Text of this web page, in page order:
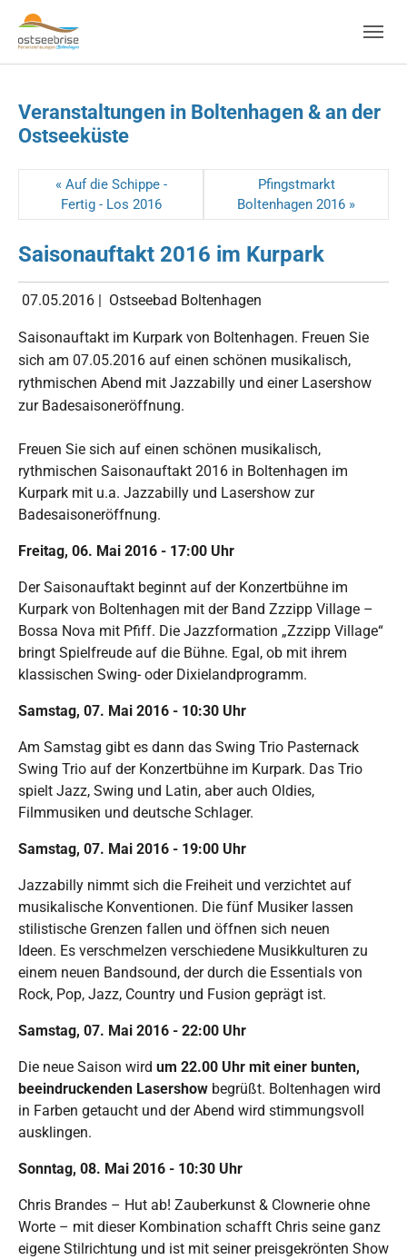
Skip to main navigation
Zum Hauptinhalt springen
Skip to page footer
Veranstaltungen in Boltenhagen & an der
Ostseeküste
« Auf die Schippe -
Fertig - Los 2016
Pfingstmarkt
Boltenhagen 2016 »
Saisonauftakt 2016 im Kurpark
07.05.2016 | Ostseebad Boltenhagen
Saisonauftakt im Kurpark von Boltenhagen. Freuen Sie
sich am 07.05.2016 auf einen schönen musikalisch,
rythmischen Abend mit Jazzabilly und einer Lasershow
zur Badesaisoneröffnung.
Freuen Sie sich auf einen schönen musikalisch,
rythmischen Saisonauftakt 2016 in Boltenhagen im
Kurpark mit u.a. Jazzabilly und Lasershow zur
Badesaisoneröffnung.
Freitag, 06. Mai 2016 - 17:00 Uhr
Der Saisonauftakt beginnt auf der Konzertbühne im
Kurpark von Boltenhagen mit der Band Zzzipp Village –
Bossa Nova mit Pfiff. Die Jazzformation „Zzzipp Village“
bringt Spielfreude auf die Bühne. Egal, ob mit ihrem
klassischen Swing- oder Dixielandprogramm.
Samstag, 07. Mai 2016 - 10:30 Uhr
Am Samstag gibt es dann das Swing Trio Pasternack
Swing Trio auf der Konzertbühne im Kurpark. Das Trio
spielt Jazz, Swing und Latin, aber auch Oldies,
Filmmusiken und deutsche Schlager.
Samstag, 07. Mai 2016 - 19:00 Uhr
Jazzabilly nimmt sich die Freiheit und verzichtet auf
musikalische Konventionen. Die fünf Musiker lassen
stilistische Grenzen fallen und öffnen sich neuen
Ideen. Es verschmelzen verschiedene Musikkulturen zu
einem neuen Bandsound, der durch die Essentials von
Rock, Pop, Jazz, Country und Fusion geprägt ist.
Samstag, 07. Mai 2016 - 22:00 Uhr
Die neue Saison wird um 22.00 Uhr mit einer bunten,
beeindruckenden Lasershow begrüßt. Boltenhagen wird
in Farben getaucht und der Abend wird stimmungsvoll
ausklingen.
Sonntag, 08. Mai 2016 - 10:30 Uhr
Chris Brandes – Hut ab! Zauberkunst & Clownerie ohne
Worte – mit dieser Kombination schafft Chris seine ganz
eigene Stilrichtung und ist mit seiner preisgekrönten Show